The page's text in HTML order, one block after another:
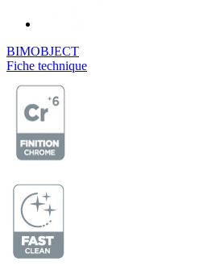
BIMOBJECT
Fiche technique